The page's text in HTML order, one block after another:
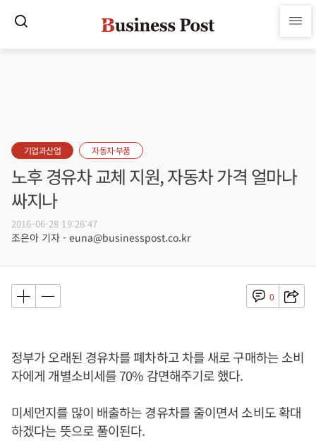
기업과산업 자동차·부품
노후 경유차 교체 지원, 자동차 가격 얼마나
싸지나
2016-06-28 19:26:47
조은아 기자 - euna@businesspost.co.kr
0
정부가 오래된 경유차를 폐차하고 차를 새로 구매하는 소비
자에게 개별소비세를 70% 감면해주기로 했다.
미세먼지를 많이 배출하는 경유차를 줄이면서 소비도 확대
하겠다는 뜻으로 풀이된다.